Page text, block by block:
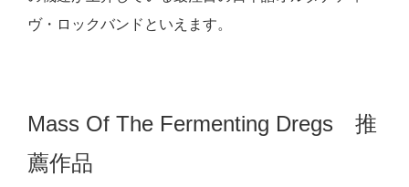
ヴ・ロックバンドといえます。
Mass Of The Fermenting Dregs 推
薦作品